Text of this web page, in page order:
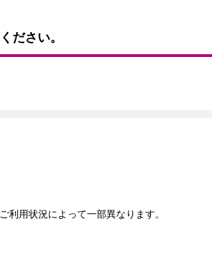
ださい。
利用状況によって一部異なります。